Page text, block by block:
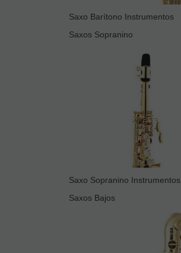
Saxo Barítono Instrumentos
Saxos Sopranino
Saxo Sopranino Instrumentos
Saxos Bajos